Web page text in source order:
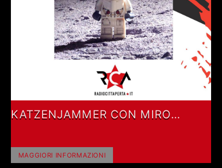
KATZENJAMMER CON MIRO
MAGGIORI INFORMAZIONI